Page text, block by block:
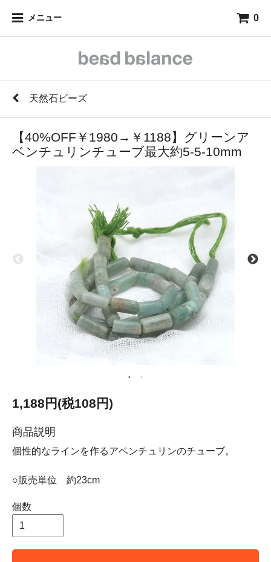
メニュー 0
天然石ビーズ
【40%OFF￥1980→￥1188】グリーンア
ベンチュリンチューブ最大約5-5-10mm
1,188円(税108円)
商品説明
個性的なラインを作るアベンチュリンのチューブ。
○販売単位 約23cm
個数